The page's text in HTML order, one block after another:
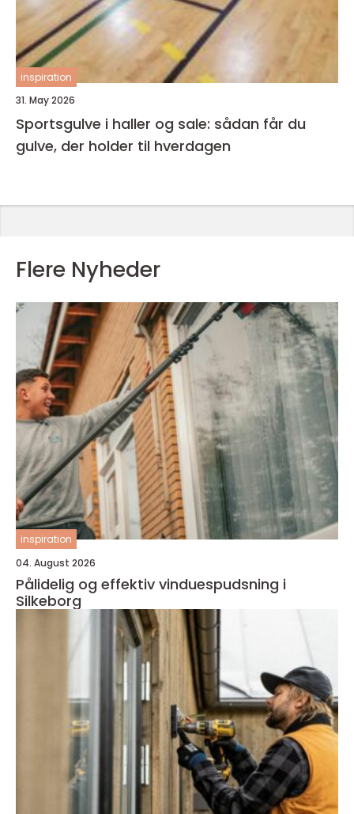
inspiration
31. May 2026
Sportsgulve i haller og sale: sådan får du
gulve, der holder til hverdagen
Flere Nyheder
inspiration
04. August 2026
Pålidelig og effektiv vinduespudsning i
Silkeborg